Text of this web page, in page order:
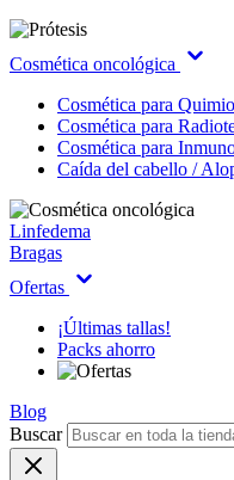
Cosmética oncológica
Cosmética para
Cosmética para
Cosmética para
Caída del cabello /
Linfedema
Bragas
Ofertas
¡Últimas tallas!
Packs ahorro
Blog
Buscar